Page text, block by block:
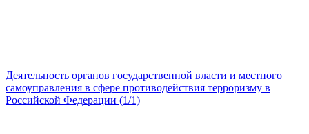
Деятельность органов государственной власти и местного
самоуправления в сфере противодействия терроризму в
Российской Федерации (1/1)